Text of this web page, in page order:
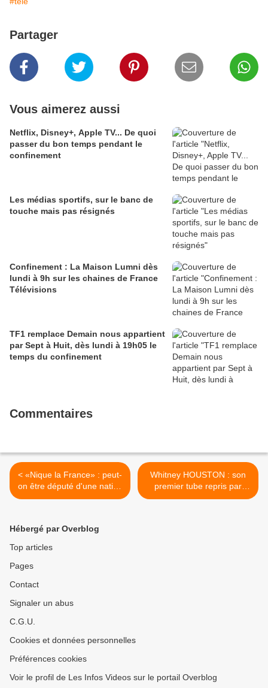
Partager
Vous aimerez aussi
Netflix, Disney+, Apple TV... De quoi
passer du bon temps pendant le
confinement
Les médias sportifs, sur le banc de
touche mais pas résignés
Confinement : La Maison Lumni dès
lundi à 9h sur les chaines de France
Télévisions
TF1 remplace Demain nous appartient
par Sept à Huit, dès lundi à 19h05 le
temps du confinement
Commentaires
< «Nique la France» : peut-
on être député d'une nation
que l'on déteste?
Whitney HOUSTON : son
premier tube repris par
Corneille >
Hébergé par Overblog
Top articles
Pages
Contact
Signaler un abus
C.G.U.
Cookies et données personnelles
Préférences cookies
Voir le profil de Les Infos Videos sur le portail Overblog